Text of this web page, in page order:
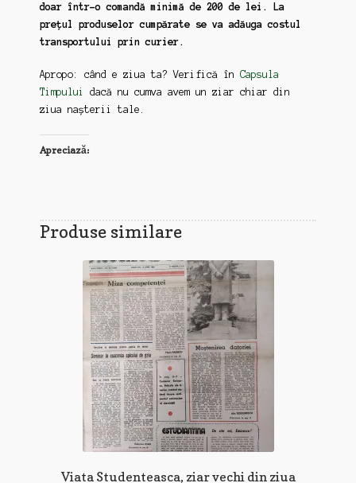
doar într-o comandă minimă de 200 de lei. La
prețul produselor cumpărate se va adăuga costul
transportului prin curier.
Apropo: când e ziua ta? Verifică în Capsula
Timpului
dacă nu cumva avem un ziar chiar din
ziua nașterii tale.
Apreciază:
Produse similare
Viata Studenteasca, ziar vechi din ziua